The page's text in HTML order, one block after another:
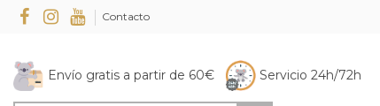
Contacto
Envío gratis a partir de 60€ Servicio 24h/72h